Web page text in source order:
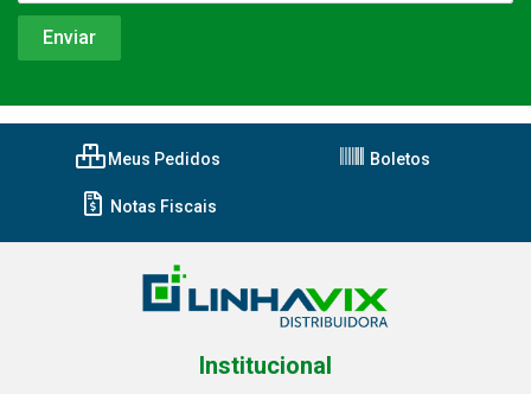
Meus Pedidos Boletos
Notas Fiscais
Institucional